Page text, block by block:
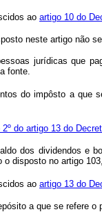
ao artigo 10 do
neste artigo não
jurídicas que
fonte.
do impôsto a que
2º do artigo 13 do
dos dividendos e
o disposto no artigo
ao artigo 13 do
a que se refere o